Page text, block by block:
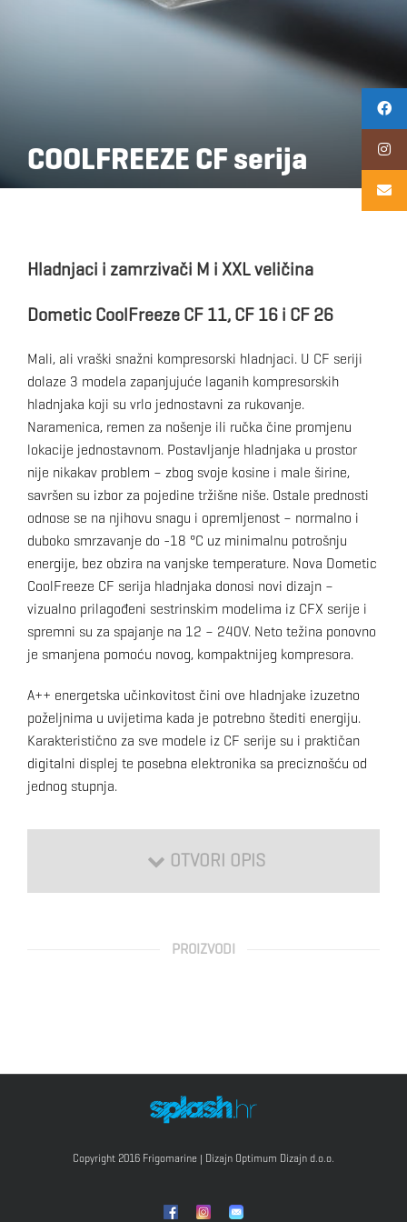
COOLFREEZE CF serija
Hladnjaci i zamrzivači M i XXL veličina
Dometic CoolFreeze CF 11, CF 16 i CF 26
Mali, ali vraški snažni kompresorski hladnjaci. U CF seriji
dolaze 3 modela zapanjujuće laganih kompresorskih
hladnjaka koji su vrlo jednostavni za rukovanje.
Naramenica, remen za nošenje ili ručka čine promjenu
lokacije jednostavnom. Postavljanje hladnjaka u prostor
nije nikakav problem – zbog svoje kosine i male širine,
savršen su izbor za pojedine tržišne niše. Ostale prednosti
odnose se na njihovu snagu i opremljenost – normalno i
duboko smrzavanje do -18 °C uz minimalnu potrošnju
energije, bez obzira na vanjske temperature. Nova Dometic
CoolFreeze CF serija hladnjaka donosi novi dizajn –
vizualno prilagođeni sestrinskim modelima iz CFX serije i
spremni su za spajanje na 12 – 240V. Neto težina ponovno
je smanjena pomoću novog, kompaktnijeg kompresora.
A++ energetska učinkovitost čini ove hladnjake izuzetno
poželjnima u uvijetima kada je potrebno štediti energiju.
Karakteristično za sve modele iz CF serije su i praktičan
digitalni displej te posebna elektronika sa preciznošću od
jednog stupnja.
OTVORI OPIS
Izuzetno kompaktan dizajn
DC/AC (12/230V)
PROIZVODI
Copyright 2016 Frigomarine | Dizajn Optimum Dizajn d.o.o.